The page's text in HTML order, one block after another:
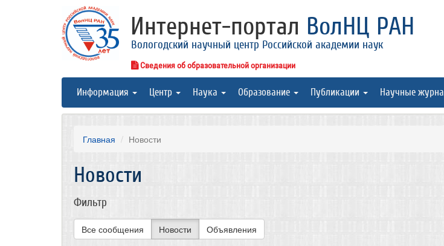
Интернет-портал ВолНЦ РАН
Вологодский научный центр Российской академии наук
Сведения об образовательной организации
Информация Центр Наука Образование Публикации Научные
Главная Новости
Новости
Фильтр
Все сообщения Новости Объявления